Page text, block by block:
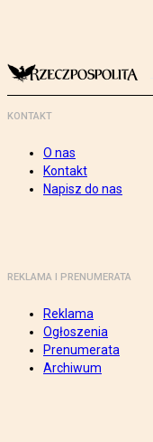
KONTAKT
O nas
Kontakt
Napisz do nas
REKLAMA I PRENUMERATA
Reklama
Ogłoszenia
Prenumerata
Archiwum